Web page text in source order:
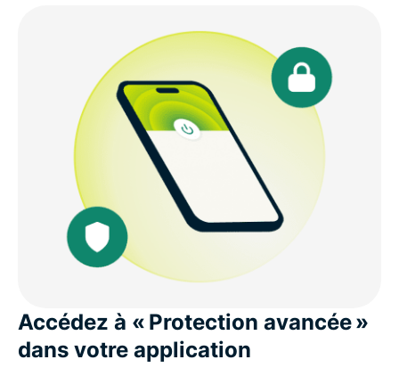
Accédez à « Protection avancée »
dans votre application